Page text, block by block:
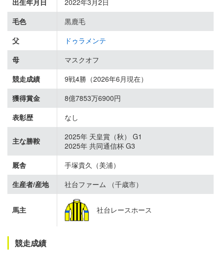
毛色
黒鹿毛
父
ドゥラメンテ
母
マスクオフ
競走成績
9戦4勝（2026年6月現在）
獲得賞金
8億7853万6900円
表彰歴
なし
主な勝鞍
2025年 天皇賞（秋） G1
2025年 共同通信杯 G3
厩舎
手塚貴久（美浦）
生産者/産地
社台ファーム （千歳市）
馬主 社台レースホース
競走成績